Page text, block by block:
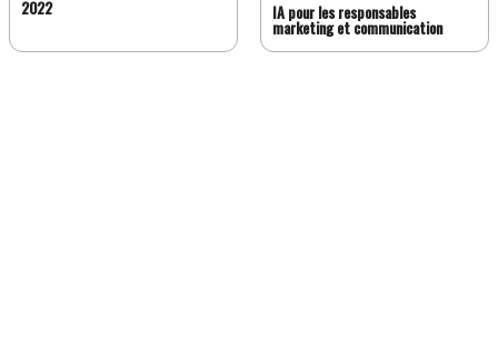
2022
IA pour les responsables
marketing et communication